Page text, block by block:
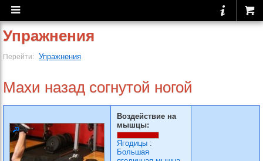
Упражнения
Перейти: Упражнения
Махи назад согнутой ногой
Воздействие на
мышцы:
Ягодицы :
Большая